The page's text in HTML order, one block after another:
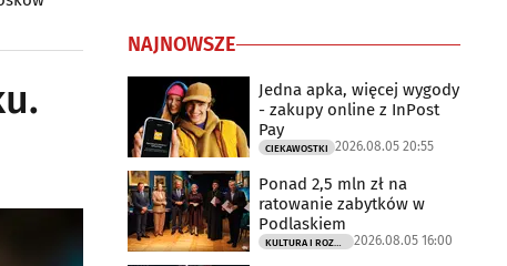
NAJNOWSZE
Jedna apka, więcej wygody
- zakupy online z InPost
Pay
CIEKAWOSTKI 2026.08.05 20:55
Ponad 2,5 mln zł na
ratowanie zabytków w
Podlaskiem
2026.08.05 16:00